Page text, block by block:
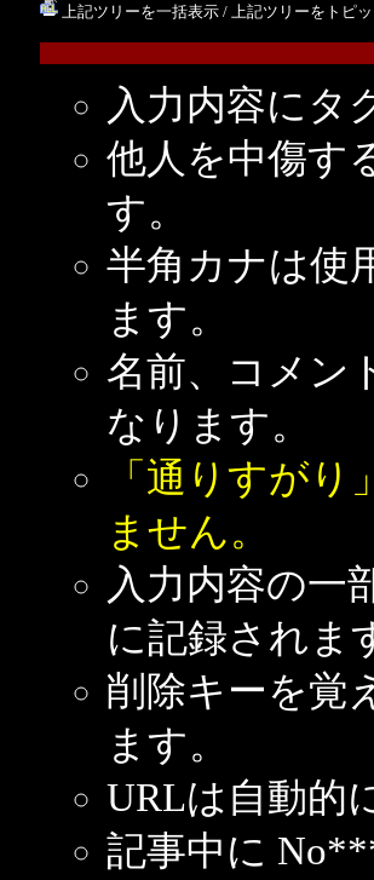
上記ツリーを一括表示/ 上記ツリーをトピ
入力内容にタ
他人を中傷す
す。
半角カナは使
ます。
名前、コメン
なります。
「通りすが
ません。
入力内容の一
に記録されま
削除キーを覚
ます。
URLは自動的
記事中に